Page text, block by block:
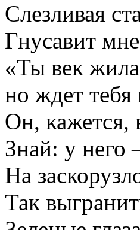
Слезливая
Гнусавит
«Ты век
но ждет тебя
Он, кажется,
Знай: у
На
Так